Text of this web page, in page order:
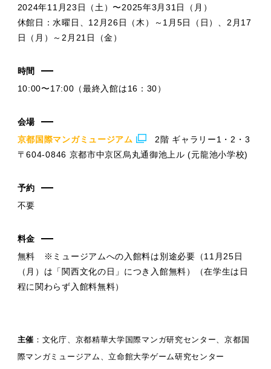
2024年11月23日（土）〜2025年3月31日（月）
休館日：水曜日、12月26日（木）～1月5日（日）、2月17
日（月）～2月21日（金）
時間
10:00〜17:00（最終入館は16：30）
会場
京都国際マンガミュージアム
2階 ギャラリー1・2・3
〒604-0846 京都市中京区烏丸通御池上ル (元龍池小学校)
予約
不要
料金
無料 ※ミュージアムへの入館料は別途必要（11月25日
（月）は「関西文化の日」につき入館無料）（在学生は日
程に関わらず入館料無料）
主催 ：文化庁、京都精華大学国際マンガ研究センター、京都国
際マンガミュージアム、立命館大学ゲーム研究センター